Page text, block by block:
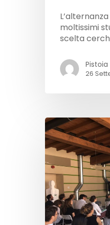
moltissimi
scelta
26